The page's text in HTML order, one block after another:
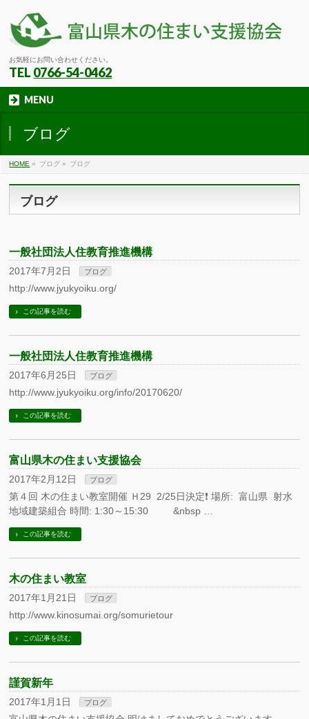
お気軽にお問い合わせください。
TEL 0766-54-0462
MENU
ブログ
HOME » ブログ » ブログ
ブログ
一般社団法人住教育推進機構
2017年7月2日 ブログ
http://www.jyukyoiku.org/
この記事を読む
一般社団法人住教育推進機構
2017年6月25日 ブログ
http://www.jyukyoiku.org/info/20170620/
この記事を読む
富山県木の住まい支援協会
2017年2月12日 ブログ
第４回 木の住まい教室開催 Ｈ29 2/25日決定❗ 場所: 富山県 射水
地域建築組合 時間: 1:30～15:30 &nbsp …
この記事を読む
木の住まい教室
2017年1月21日 ブログ
http://www.kinosumai.org/somurietour
この記事を読む
謹賀新年
2017年1月1日 ブログ